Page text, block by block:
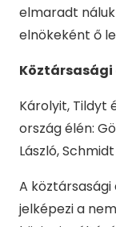
elmaradt
elnökeként ő
Köztársasági
Károlyit, Tildyt
ország élén:
László,
A
jelképezi a